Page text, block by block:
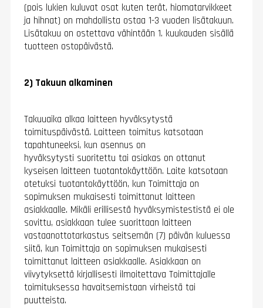
(pois lukien kuluvat osat kuten terät, hiomatarvikkeet
ja hihnat) on mahdollista ostaa 1-3 vuoden lisätakuun.
Lisätakuu on ostettava vähintään 1. kuukauden sisällä
tuotteen ostopäivästä.
2) Takuun alkaminen
Takuuaika alkaa laitteen hyväksytystä
toimituspäivästä. Laitteen toimitus katsotaan
tapahtuneeksi, kun asennus on
hyväksytysti suoritettu tai asiakas on ottanut
kyseisen laitteen tuotantokäyttöön. Laite katsotaan
otetuksi tuotantokäyttöön, kun Toimittaja on
sopimuksen mukaisesti toimittanut laitteen
asiakkaalle. Mikäli erillisestä hyväksymistestistä ei ole
sovittu, asiakkaan tulee suorittaan laitteen
vastaanottotarkastus seitsemän (7) päivän kuluessa
siitä, kun Toimittaja on sopimuksen mukaisesti
toimittanut laitteen asiakkaalle. Asiakkaan on
viivytyksettä kirjallisesti ilmoitettava Toimittajalle
toimituksessa havaitsemistaan virheistä tai
puutteista.